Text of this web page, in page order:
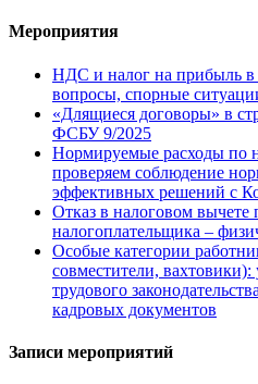
Мероприятия
НДС и налог на прибыль в
вопросы, спорные
«Длящиеся договоры» в
ФСБУ 9/2025
Нормируемые расходы по
проверяем соблюдение
эффективных решений с
Отказ в налоговом
налогоплательщика –
Особые категории
совместители,
трудового
кадровых документов
Записи мероприятий